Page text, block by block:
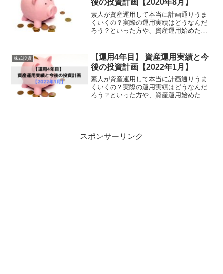
後の投資計画【2020年8月】
素人が資産運用して本当に計画通りうま
くいくの？実際の運用実績はどうなんだ
ろう？といった方や、資産運用始めたけ
ひょっとして私だけ、、、？と不安にな
っている方に読...
株式投資
【運用4年目】 資産運用実績と今
後の投資計画【2022年1月】
素人が資産運用して本当に計画通りうま
くいくの？実際の運用実績はどうなんだ
ろう？といった方や、資産運用始めたけ
スポンサーリンク